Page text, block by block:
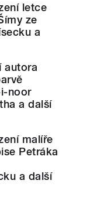
letce
ze
a
autora
noor
a další
malíře
Petráka
a další